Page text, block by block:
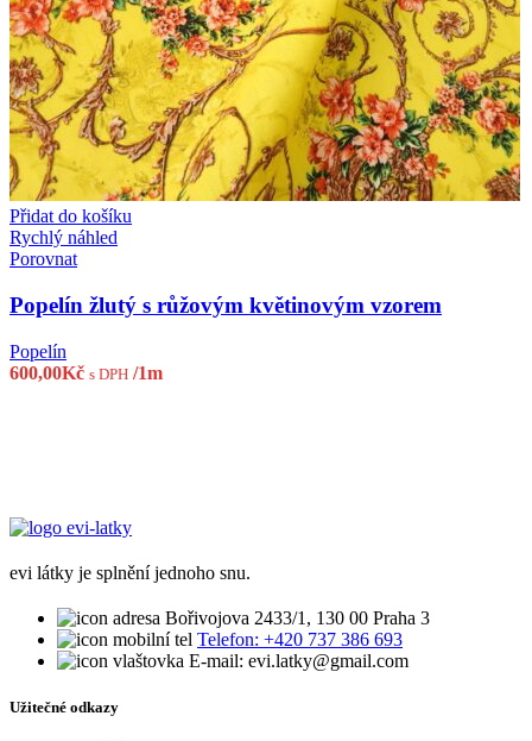
Přidat do košíku
Rychlý náhled
Porovnat
Popelín žlutý s růžovým květinovým vzorem
Popelín
600,00Kč s DPH /1m
evi látky je splnění jednoho snu.
Bořivojova 2433/1, 130 00 Praha 3
Telefon: +420 737 386 693
E-mail: evi.latky@gmail.com
Užitečné odkazy